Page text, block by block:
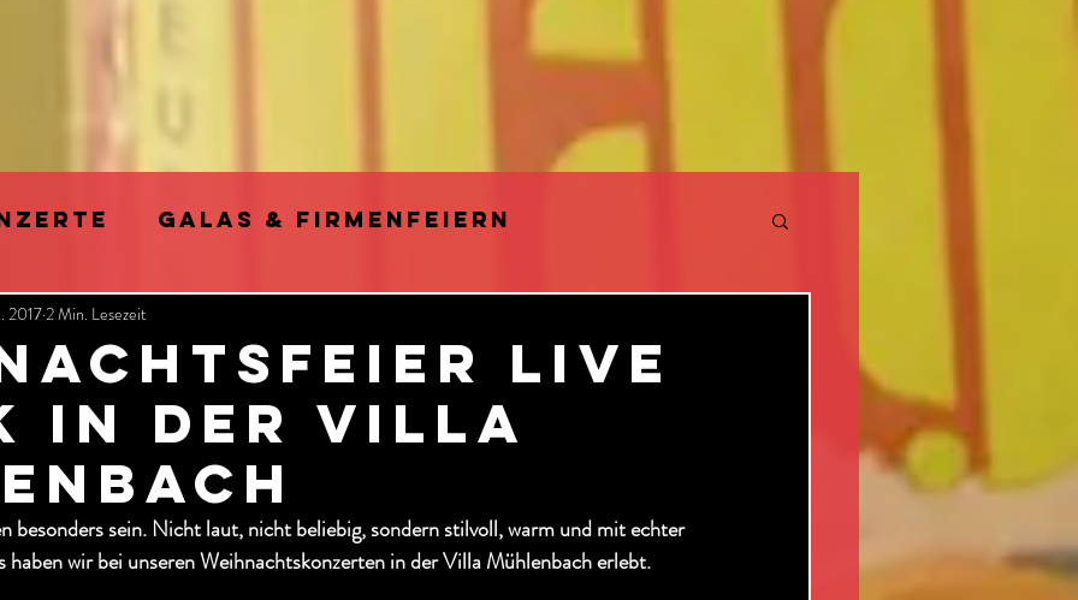
GALAS & FIRMENFEIERN
FOTO SHOOTINGS & VIDEO DREHS
SWING MUSIK im Retro Pop Stil
INTELLIGENZ (KI)
Live
IN DER VILLA
20172 Min. Lesezeit
besonders sein. Nicht laut, nicht beliebig, sondern stilvoll, warm und mit echter
haben wir bei unseren Weihnachtskonzerten in der Villa Mühlenbach erlebt.